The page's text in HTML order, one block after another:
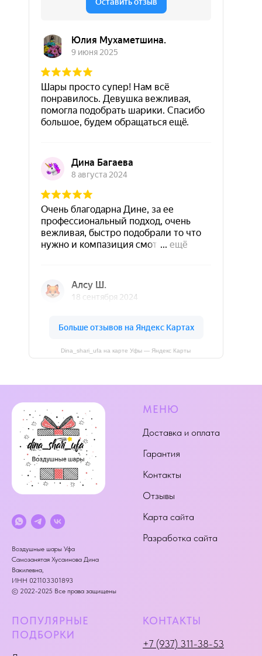
Dina_shari_ufa на карте Уфы — Яндекс Карты
Воздушные шары Уфа
Самозанятая Хусаинова Дина
Вакилевна,
ИНН 021103301893
© 2022-2025 Все права защищены
МЕНЮ
Доставка и оплата
Гарантия
Контакты
Отзывы
Карта сайта
Разработка сайта
ПОПУЛЯРНЫЕ
ПОДБОРКИ
КОНТАКТЫ
+7 (937) 311-38-53